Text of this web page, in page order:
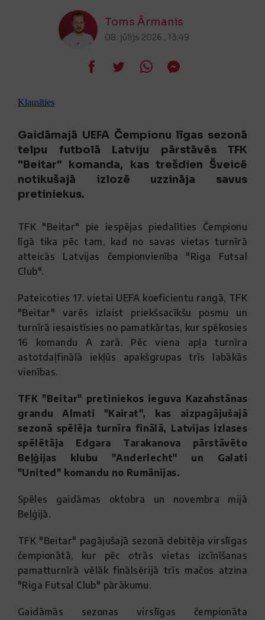
Toms Ārmanis
08. jūlijs 2026., 13:49
Klausīties
Gaidāmajā UEFA Čempionu līgas sezonā
telpu futbolā Latviju pārstāvēs TFK
"Beitar" komanda, kas trešdien Šveicē
notikušajā izlozē uzzināja savus
pretiniekus.
TFK "Beitar" pie iespējas piedalīties Čempionu
līgā tika pēc tam, kad no savas vietas turnīrā
atteicās Latvijas čempionvienība "Riga Futsal
Club".
Pateicoties 17. vietai UEFA koeficientu rangā, TFK
"Beitar" varēs izlaist priekšsacīkšu posmu un
turnīrā iesaistīsies no pamatkārtas, kur spēkosies
16 komandu A zarā. Pēc viena apļa turnīra
astotdaļfinālā iekļūs apakšgrupas trīs labākās
vienības.
TFK "Beitar" pretiniekos ieguva Kazahstānas
grandu Almati "Kairat", kas aizpagājušajā
sezonā spēlēja turnīra finālā, Latvijas izlases
spēlētāja Edgara Tarakanova pārstāvēto
Beļģijas klubu "Anderlecht" un Galati
"United" komandu no Rumānijas.
Spēles gaidāmas oktobra un novembra mijā
Beļģijā.
TFK "Beitar" pagājušajā sezonā debitēja virslīgas
čempionātā, kur pēc otrās vietas izcīnīšanas
pamatturnīrā vēlāk finālsērijā trīs mačos atzina
"Riga Futsal Club" pārākumu.
Gaidāmās sezonas virslīgas čempionāta